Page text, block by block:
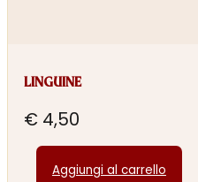
LINGUINE
€ 4,50
Aggiungi al carrello